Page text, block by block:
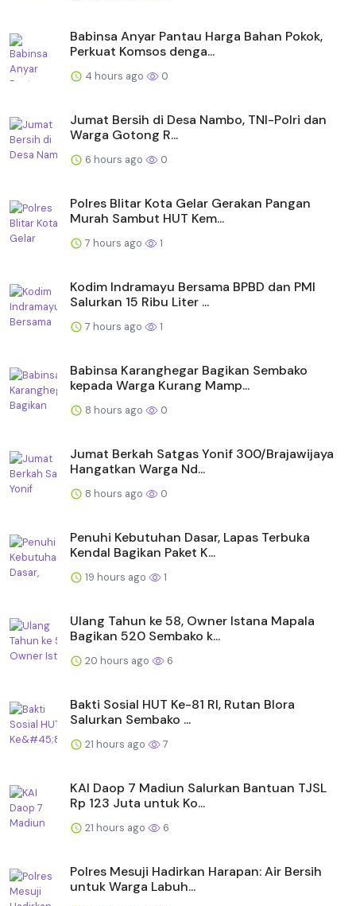
Babinsa Anyar Pantau Harga Bahan Pokok,
Perkuat Komsos denga...
4 hours ago 0
Jumat Bersih di Desa Nambo, TNI-Polri dan
Warga Gotong R...
6 hours ago 0
Polres Blitar Kota Gelar Gerakan Pangan
Murah Sambut HUT Kem...
7 hours ago 1
Kodim Indramayu Bersama BPBD dan PMI
Salurkan 15 Ribu Liter ...
7 hours ago 1
Babinsa Karanghegar Bagikan Sembako
kepada Warga Kurang Mamp...
8 hours ago 0
Jumat Berkah Satgas Yonif 300/Brajawijaya
Hangatkan Warga Nd...
8 hours ago 0
Penuhi Kebutuhan Dasar, Lapas Terbuka
Kendal Bagikan Paket K...
19 hours ago 1
Ulang Tahun ke 58, Owner Istana Mapala
Bagikan 520 Sembako k...
20 hours ago 6
Bakti Sosial HUT Ke-81 RI, Rutan Blora
Salurkan Sembako ...
21 hours ago 7
KAI Daop 7 Madiun Salurkan Bantuan TJSL
Rp 123 Juta untuk Ko...
21 hours ago 6
Polres Mesuji Hadirkan Harapan: Air Bersih
untuk Warga Labuh...